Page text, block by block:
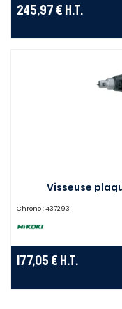
245,97 € H.T.
Visseuse
Chrono : 437293
177,05 € H.T.